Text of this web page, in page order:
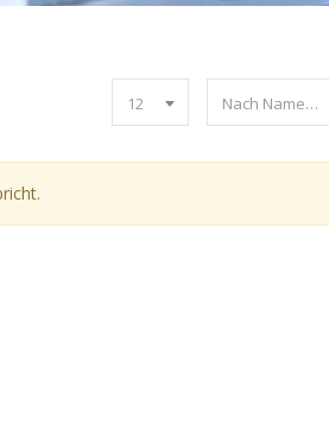
12 Nach Name sortieren